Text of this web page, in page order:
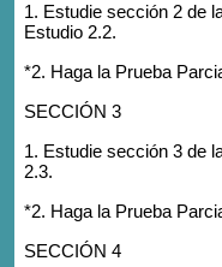
1. Estudie sección 2 de
Estudio 2.2.
*2. Haga la Prueba
SECCIÓN 3
1. Estudie sección 3 de
2.3.
*2. Haga la Prueba
SECCIÓN 4